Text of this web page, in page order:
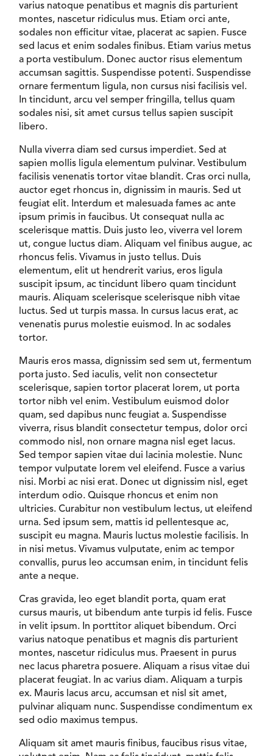
varius natoque penatibus et magnis dis parturient
montes, nascetur ridiculus mus. Etiam orci ante,
sodales non efficitur vitae, placerat ac sapien. Fusce
sed lacus et enim sodales finibus. Etiam varius metus
a porta vestibulum. Donec auctor risus elementum
accumsan sagittis. Suspendisse potenti. Suspendisse
ornare fermentum ligula, non cursus nisi facilisis vel.
In tincidunt, arcu vel semper fringilla, tellus quam
sodales nisi, sit amet cursus tellus sapien suscipit
libero.
Nulla viverra diam sed cursus imperdiet. Sed at
sapien mollis ligula elementum pulvinar. Vestibulum
facilisis venenatis tortor vitae blandit. Cras orci nulla,
auctor eget rhoncus in, dignissim in mauris. Sed ut
feugiat elit. Interdum et malesuada fames ac ante
ipsum primis in faucibus. Ut consequat nulla ac
scelerisque mattis. Duis justo leo, viverra vel lorem
ut, congue luctus diam. Aliquam vel finibus augue, ac
rhoncus felis. Vivamus in justo tellus. Duis
elementum, elit ut hendrerit varius, eros ligula
suscipit ipsum, ac tincidunt libero quam tincidunt
mauris. Aliquam scelerisque scelerisque nibh vitae
luctus. Sed ut turpis massa. In cursus lacus erat, ac
venenatis purus molestie euismod. In ac sodales
tortor.
Mauris eros massa, dignissim sed sem ut, fermentum
porta justo. Sed iaculis, velit non consectetur
scelerisque, sapien tortor placerat lorem, ut porta
tortor nibh vel enim. Vestibulum euismod dolor
quam, sed dapibus nunc feugiat a. Suspendisse
viverra, risus blandit consectetur tempus, dolor orci
commodo nisl, non ornare magna nisl eget lacus.
Sed tempor sapien vitae dui lacinia molestie. Nunc
tempor vulputate lorem vel eleifend. Fusce a varius
nisi. Morbi ac nisi erat. Donec ut dignissim nisl, eget
interdum odio. Quisque rhoncus et enim non
ultricies. Curabitur non vestibulum lectus, ut eleifend
urna. Sed ipsum sem, mattis id pellentesque ac,
suscipit eu magna. Mauris luctus molestie facilisis. In
in nisi metus. Vivamus vulputate, enim ac tempor
convallis, purus leo accumsan enim, in tincidunt felis
ante a neque.
Cras gravida, leo eget blandit porta, quam erat
cursus mauris, ut bibendum ante turpis id felis. Fusce
in velit ipsum. In porttitor aliquet bibendum. Orci
varius natoque penatibus et magnis dis parturient
montes, nascetur ridiculus mus. Praesent in purus
nec lacus pharetra posuere. Aliquam a risus vitae dui
placerat feugiat. In ac varius diam. Aliquam a turpis
ex. Mauris lacus arcu, accumsan et nisl sit amet,
pulvinar aliquam nunc. Suspendisse condimentum ex
sed odio maximus tempus.
Aliquam sit amet mauris finibus, faucibus risus vitae,